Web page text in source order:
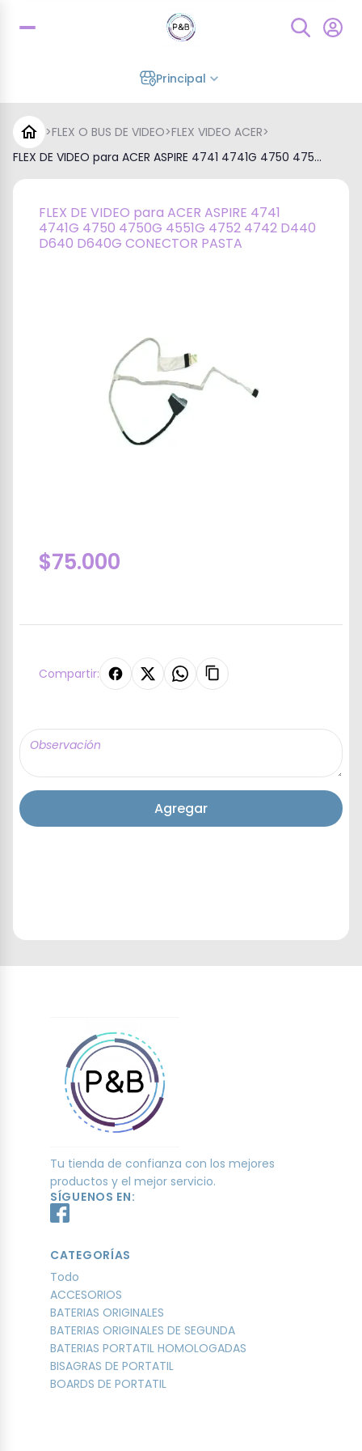
Principal
>FLEX O BUS DE VIDEO>FLEX VIDEO ACER>
FLEX DE VIDEO para ACER ASPIRE 4741 4741G 4750 475...
FLEX DE VIDEO para ACER ASPIRE 4741
4741G 4750 4750G 4551G 4752 4742 D440
D640 D640G CONECTOR PASTA
$75.000
Compartir:
Agregar
Tu tienda de confianza con los mejores
productos y el mejor servicio.
SÍGUENOS EN:
CATEGORÍAS
Todo
ACCESORIOS
BATERIAS ORIGINALES
BATERIAS ORIGINALES DE SEGUNDA
BATERIAS PORTATIL HOMOLOGADAS
BISAGRAS DE PORTATIL
BOARDS DE PORTATIL